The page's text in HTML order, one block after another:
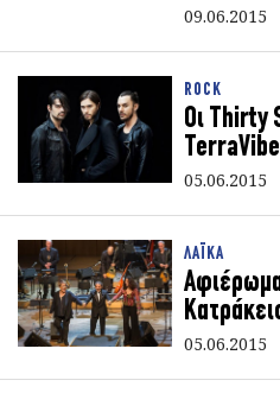
09.06.2015
ROCK
Οι Thirty
05.06.2015
ΛΑΪΚΑ
05.06.2015